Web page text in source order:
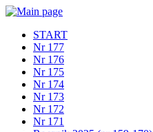
START
Nr 177
Nr 176
Nr 175
Nr 174
Nr 173
Nr 172
Nr 171